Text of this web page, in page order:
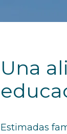
Una
Estimadas